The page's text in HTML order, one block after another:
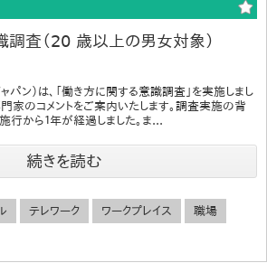
調査（20 歳以上の男女対象）
パン）は、「働き方に関する意識調査」を実施しまし
家のコメントをご案内いたします。調査実施の背
から１年が経過しました。ま...
続きを読む
テレワーク ワークプレイス 職場